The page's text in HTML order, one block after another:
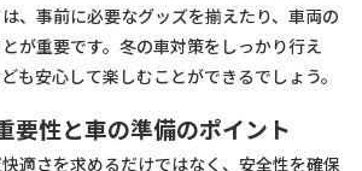
、事前に必要なグッズを揃えたり、車両の
が重要です。冬の車対策をしっかり行え
も安心して楽しむことができるでしょう。
要性と車の準備のポイント
適さを求めるだけではなく、安全性を確保